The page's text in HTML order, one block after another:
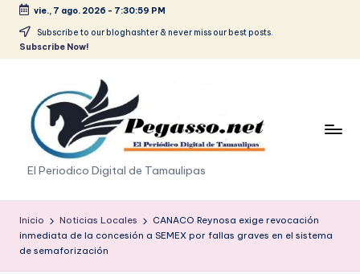
Saltar
vie., 7 ago. 2026 - 7:30:59 PM
Subscribe to our bloghashter & never miss our best posts.
Subscribe Now!
p
e
g
a
El Periodico Digital de Tamaulipas
Inicio Noticias Locales
CANACO Reynosa exige revocación
inmediata de la concesión a SEMEX por fallas graves en el sistema
de semaforización